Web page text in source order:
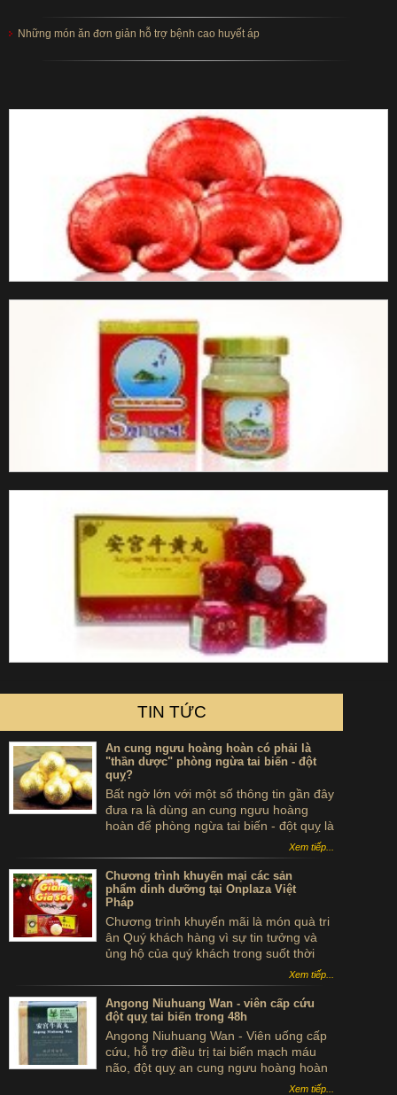
Những món ăn đơn giản hỗ trợ bệnh cao huyết áp
TIN TỨC
An cung ngưu hoàng hoàn có phải là
"thần dược" phòng ngừa tai biến - đột
quỵ?
Bất ngờ lớn với một số thông tin gần đây
đưa ra là dùng an cung ngưu hoàng
hoàn để phòng ngừa tai biến - đột quỵ là
...tự sát. Thực hư sản phẩm này ra sao,
có thể dùng để phòng tai biến - đột quỵ
không?
Xem tiếp...
Chương trình khuyến mại các sản
phẩm dinh dưỡng tại Onplaza Việt
Pháp
Chương trình khuyến mãi là món quà tri
ân Quý khách hàng vì sự tin tưởng và
ủng hộ của quý khách trong suốt thời
Xem tiếp...
Angong Niuhuang Wan - viên cấp cứu
đột quỵ tai biến trong 48h
Angong Niuhuang Wan - Viên uống cấp
cứu, hỗ trợ điều trị tai biến mạch máu
não, đột quỵ an cung ngưu hoàng hoàn
hộp gỗ màu xanh bắc kinh đồng nhân
Xem tiếp...